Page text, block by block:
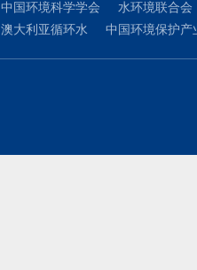
中国环境科学学会 水环境联合会
澳大利亚循环水
中国环境保护产